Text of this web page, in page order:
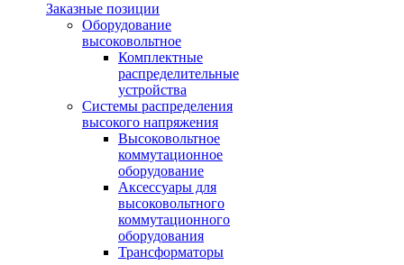
Заказные позиции
Оборудование
высоковольтное
Комплектные
распределительные
устройства
Системы распределения
высокого напряжения
Высоковольтное
коммутационное
оборудование
Аксессуары для
высоковольтного
коммутационного
оборудования
Трансформаторы